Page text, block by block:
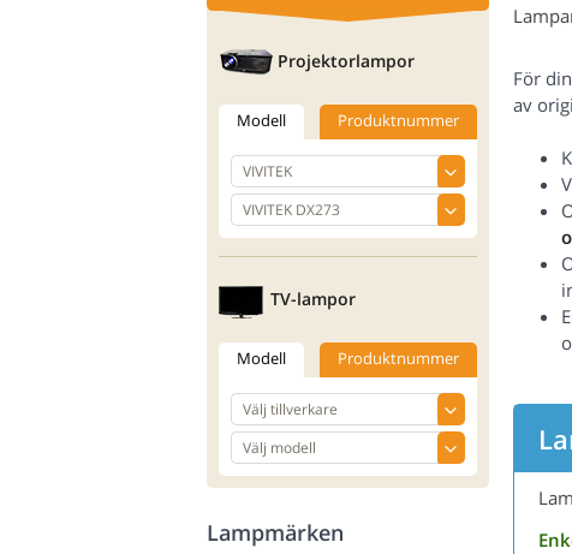
För
av
Projektorlampor
Modell Produktnummer
TV-lampor
Modell Produktnummer
Lampmärken